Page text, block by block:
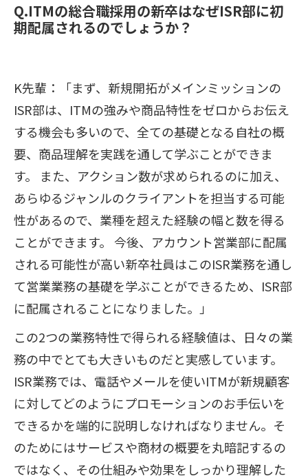
Q.ITMの総合職採用の新卒はなぜISR部に初
期配属されるのでしょうか？
K先輩：「まず、新規開拓がメインミッションの
ISR部は、ITMの強みや商品特性をゼロからお伝え
する機会も多いので、全ての基礎となる自社の概
要、商品理解を実践を通して学ぶことができま
す。 また、アクション数が求められるのに加え、
あらゆるジャンルのクライアントを担当する可能
性があるので、業種を超えた経験の幅と数を得る
ことができます。 今後、アカウント営業部に配属
される可能性が高い新卒社員はこのISR業務を通し
て営業業務の基礎を学ぶことができるため、ISR部
に配属されることになりました。」
この2つの業務特性で得られる経験値は、日々の業
務の中でとても大きいものだと実感しています。
ISR業務では、電話やメールを使いITMが新規顧客
に対してどのようにプロモーションのお手伝いを
できるかを端的に説明しなければなりません。そ
のためにはサービスや商材の概要を丸暗記するの
ではなく、その仕組みや効果をしっかり理解した